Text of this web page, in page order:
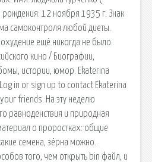
рождения: 12 ноября 1935 г. Знак
самоконтроля любой диеты.
ещё никогда не было.
кино / Биографии,
истории, юмор. Ekaterina
Log in or sign up to contact Ekaterina
friends. На эту неделю
равноденствия и природная
о проростках: общие
семена, зёрна можно.
того, чем открыть bin файл, и